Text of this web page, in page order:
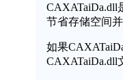
CAXATaiDa.dll
节省存储空间
如果
CAXATaiDa.dll